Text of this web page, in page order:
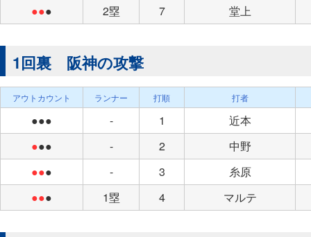
●●● 2塁 7 堂上
1回裏 阪神の攻撃
アウトカウント ランナー 打順 打者
●●● - 1
近本
●●● - 2
中野
●●● - 3
糸原
●●● 1塁 4 マルテ